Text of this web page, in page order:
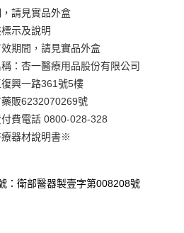
星展（台灣）商業銀行
中國信託商業銀行
遠東國際商業銀行
永豐商業銀行
星展（台灣）商業銀行
中國信託商業銀行
大哥大用戶可立即使用無須另外申請。
，訂單成立後會自動跳轉到大哥付的交易
認交易或遇審核未通過，訂單將自動取
後才付款」的支付方式。 讓您購物簡單
請見實品外盒
示及說明
期間，請見實品外盒
：杏一醫療用品股份有限公司
興一路361號5樓
販6232070269號
費電話 0800-028-328
器材說明書※
：衛部醫器製壹字第008208號